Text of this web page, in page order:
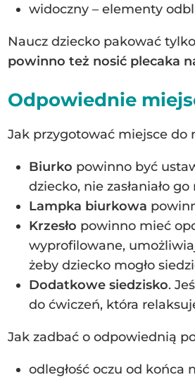
widoczny – elementy
Naucz dziecko pakować
powinno też nosić plecaka
Odpowiednie
Jak przygotować miejsce do
Biurko powinno być
dziecko, nie zasłaniało go
Lampka biurkowa
Krzesło powinno mieć
wyprofilowane,
żeby dziecko mogło
Dodatkowe siedzisko.
do ćwiczeń, która
Jak zadbać o odpowiednią
odległość oczu od końca